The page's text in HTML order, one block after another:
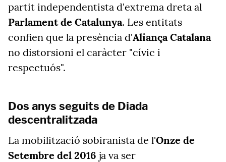
partit independentista d'extrema dreta al
Parlament de Catalunya. Les entitats
confien que la presència d'Aliança Catalana
no distorsioni el caràcter "cívic i
respectuós".
Dos anys seguits de Diada
descentralitzada
La mobilització sobiranista de l'Onze de
Setembre del 2016 ja va ser